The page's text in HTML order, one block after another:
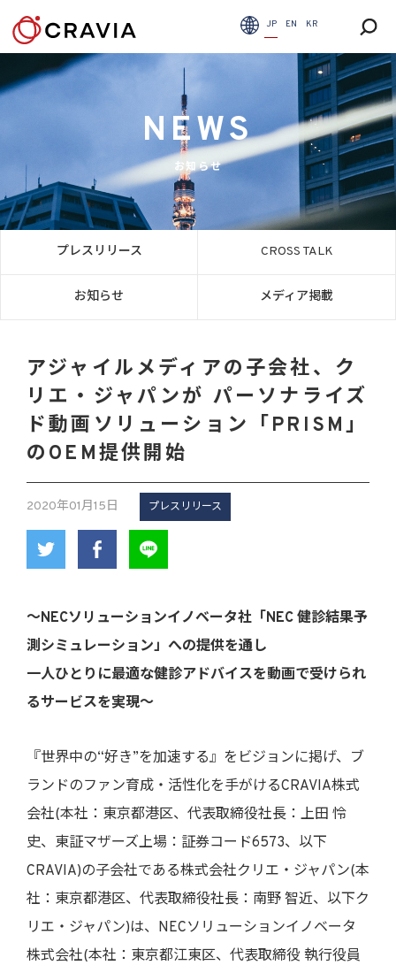
JP EN KR
NEWS
お知らせ
プレスリリース CROSS TALK
お知らせ メディア掲載
アジャイルメディアの子会社、ク
リエ・ジャパンが パーソナライズ
ド動画ソリューション「PRISM」
のOEM提供開始
2020年01月15日 プレスリリース
～NECソリューションイノベータ社「NEC 健診結果予
測シミュレーション」への提供を通し
一人ひとりに最適な健診アドバイスを動画で受けられ
るサービスを実現〜
『世界中の“好き”を加速する』をビジョンに掲げ、ブ
ランドのファン育成・活性化を手がけるCRAVIA株式
会社(本社：東京都港区、代表取締役社長：上田 怜
史、東証マザーズ上場：証券コード6573、以下
CRAVIA)の子会社である株式会社クリエ・ジャパン(本
社：東京都港区、代表取締役社長：南野 智近、以下ク
リエ・ジャパン)は、NECソリューションイノベータ
株式会社(本社：東京都江東区、代表取締役 執行役員